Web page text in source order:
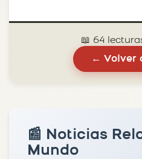
📖 64
← Volver
📰 Noticias
Mundo